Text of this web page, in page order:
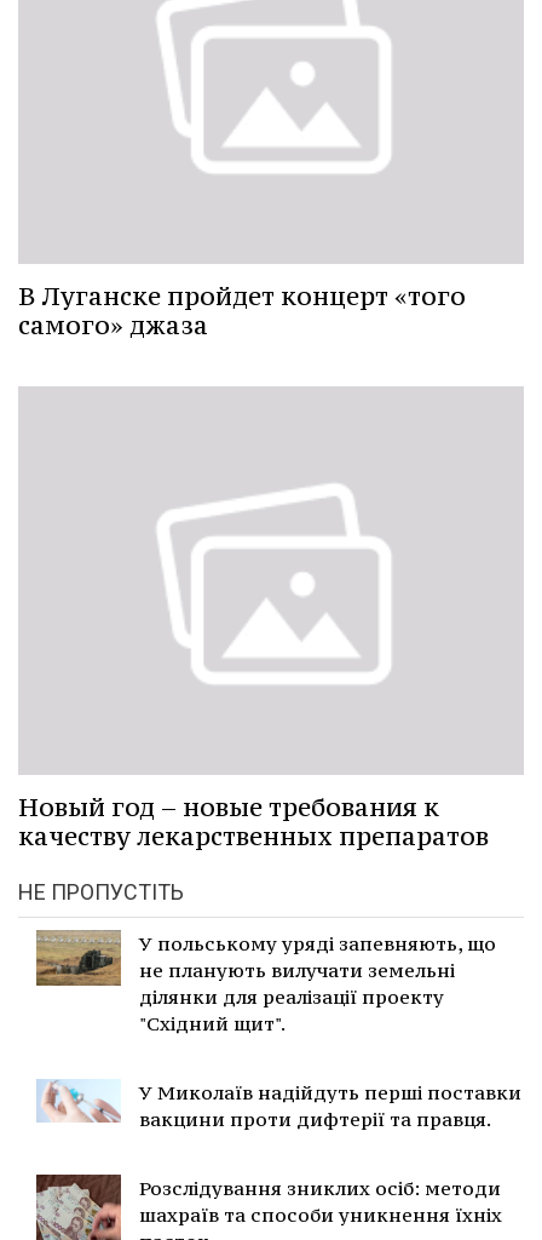
В Луганске пройдет концерт «того
самого» джаза
Новый год – новые требования к
качеству лекарственных препаратов
НЕ ПРОПУСТІТЬ
У польському уряді запевняють, що
не планують вилучати земельні
ділянки для реалізації проекту
"Східний щит".
У Миколаїв надійдуть перші поставки
вакцини проти дифтерії та правця.
Розслідування зниклих осіб: методи
шахраїв та способи уникнення їхніх